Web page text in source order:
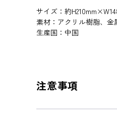
サイズ：約
素材：アクリル樹脂、金
生産国：中国
注意事項